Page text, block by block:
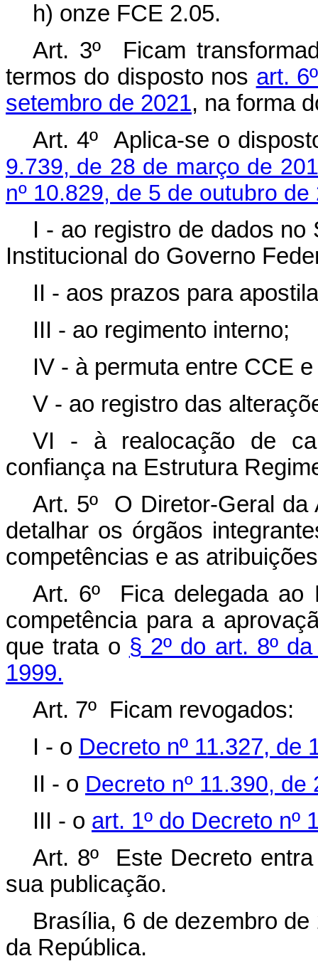
h) onze FCE 2.05.
Art. 3º Ficam
termos do disposto nos art. 6º
setembro de 2021, na forma
Art. 4º Aplica-se o
9.739, de 28 de março de
nº 10.829, de 5 de outubro de
I - ao registro de dados
Institucional do Governo
II - aos prazos para
III - ao regimento interno;
IV - à permuta entre CCE
V - ao registro das
VI - à realocação de
confiança na Estrutura
Art. 5º O Diretor-Geral da
detalhar os órgãos
competências e as
Art. 6º Fica delegada ao
competência para a
que trata o § 2º do art. 8º
1999.
Art. 7º Ficam revogados:
I - o Decreto nº 11.327, de
II - o Decreto nº 11.390,
III - o art. 1º do Decreto nº
Art. 8º Este Decreto
sua publicação.
Brasília, 6 de dezembro de
da República.